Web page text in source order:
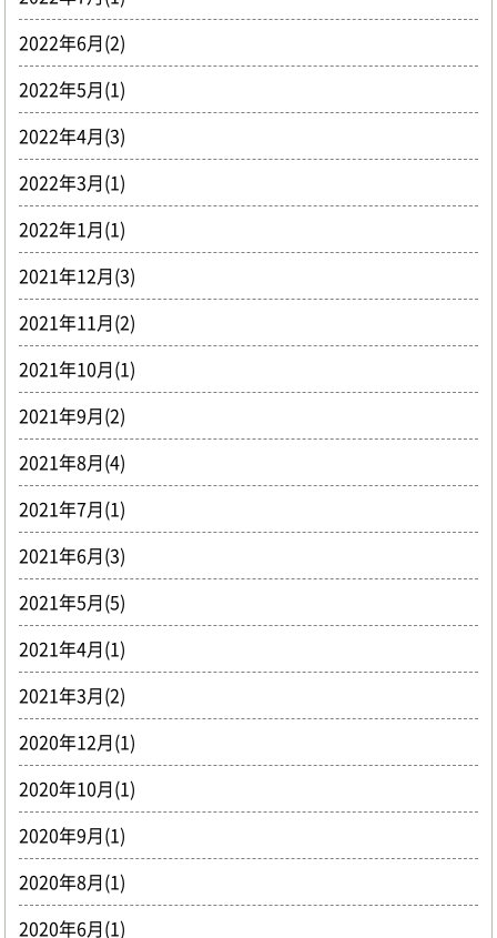
2022年6月(2)
2022年5月(1)
2022年4月(3)
2022年3月(1)
2022年1月(1)
2021年12月(3)
2021年11月(2)
2021年10月(1)
2021年9月(2)
2021年8月(4)
2021年7月(1)
2021年6月(3)
2021年5月(5)
2021年4月(1)
2021年3月(2)
2020年12月(1)
2020年10月(1)
2020年9月(1)
2020年8月(1)
2020年6月(1)